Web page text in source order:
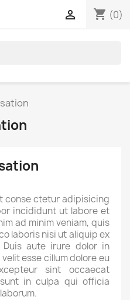
shopping_cart (0)

conse ctetur adipisicing
incididunt ut labore et
ad minim veniam, quis
laboris nisi ut aliquip ex
Duis aute irure dolor in
esse cillum dolore eu
sint occaecat
in culpa qui officia